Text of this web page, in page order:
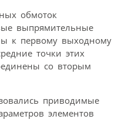
обмоток
выпрямительные
к первому выходному
точки этих
со вторым
приводимые
элементов